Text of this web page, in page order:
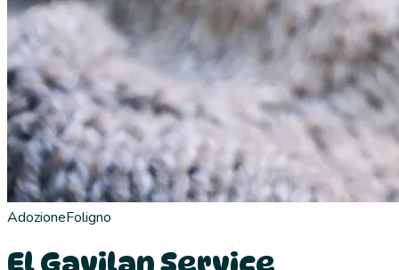
AdozioneFoligno